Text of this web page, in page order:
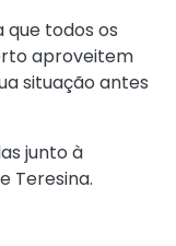
todos os
aproveitem
situação antes
junto à
Teresina.